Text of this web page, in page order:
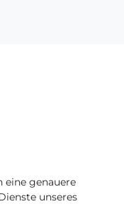
eine genauere
unseres